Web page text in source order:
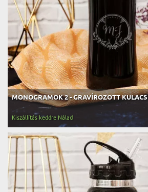
MONOGRAMOK 2 - GRAVÍROZOTT KULACS
Kiszállítás keddre Nálad